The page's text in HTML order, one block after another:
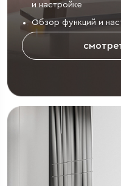
и настройке
Обзор функций и